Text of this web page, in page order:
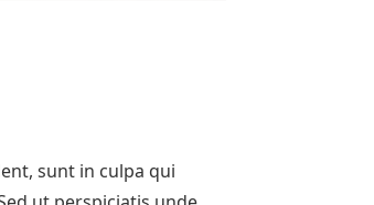
sunt in culpa qui